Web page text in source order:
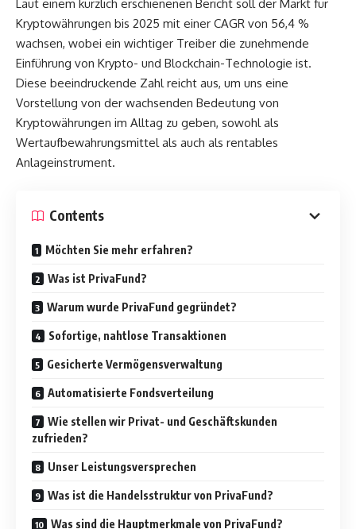
Laut einem kürzlich erschienenen Bericht soll der Markt für
Kryptowährungen bis 2025 mit einer CAGR von 56,4 %
wachsen, wobei ein wichtiger Treiber die zunehmende
Einführung von Krypto- und Blockchain-Technologie ist.
Diese beeindruckende Zahl reicht aus, um uns eine
Vorstellung von der wachsenden Bedeutung von
Kryptowährungen im Alltag zu geben, sowohl als
Wertaufbewahrungsmittel als auch als rentables
Anlageinstrument.
Contents
Möchten Sie mehr erfahren?
Was ist PrivaFund?
Warum wurde PrivaFund gegründet?
Sofortige, nahtlose Transaktionen
Gesicherte Vermögensverwaltung
Automatisierte Fondsverteilung
Wie stellen wir Privat- und Geschäftskunden
zufrieden?
Unser Leistungsversprechen
Was ist die Handelsstruktur von PrivaFund?
Was sind die Hauptmerkmale von PrivaFund?